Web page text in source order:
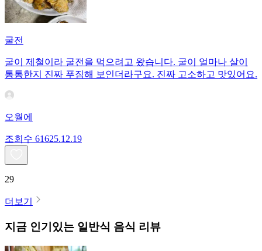
굴전
굴이 제철이라 굴전을 먹으려고 왔습니다. 굴이 얼마나 살이
통통한지 진짜 푸짐해 보인더라구요. 진짜 고소하고 맛있어요.
오월에
조회수 61625.12.19
29
더보기
지금 인기있는 일반식 음식 리뷰